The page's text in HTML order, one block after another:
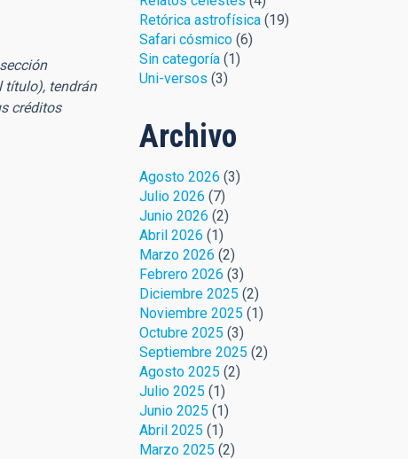
título), tendrán
créditos
Retórica astrofísica(19)
Safari cósmico(6)
Sin categoría(1)
Uni-versos (3)
Archivo
Agosto 2026 (3)
Julio 2026 (7)
Junio 2026 (2)
Abril 2026 (1)
Marzo 2026 (2)
Febrero 2026 (3)
Diciembre 2025 (2)
Noviembre 2025 (1)
Octubre 2025 (3)
Septiembre 2025 (2)
Agosto 2025 (2)
Julio 2025 (1)
Junio 2025 (1)
Abril 2025 (1)
Marzo 2025 (2)